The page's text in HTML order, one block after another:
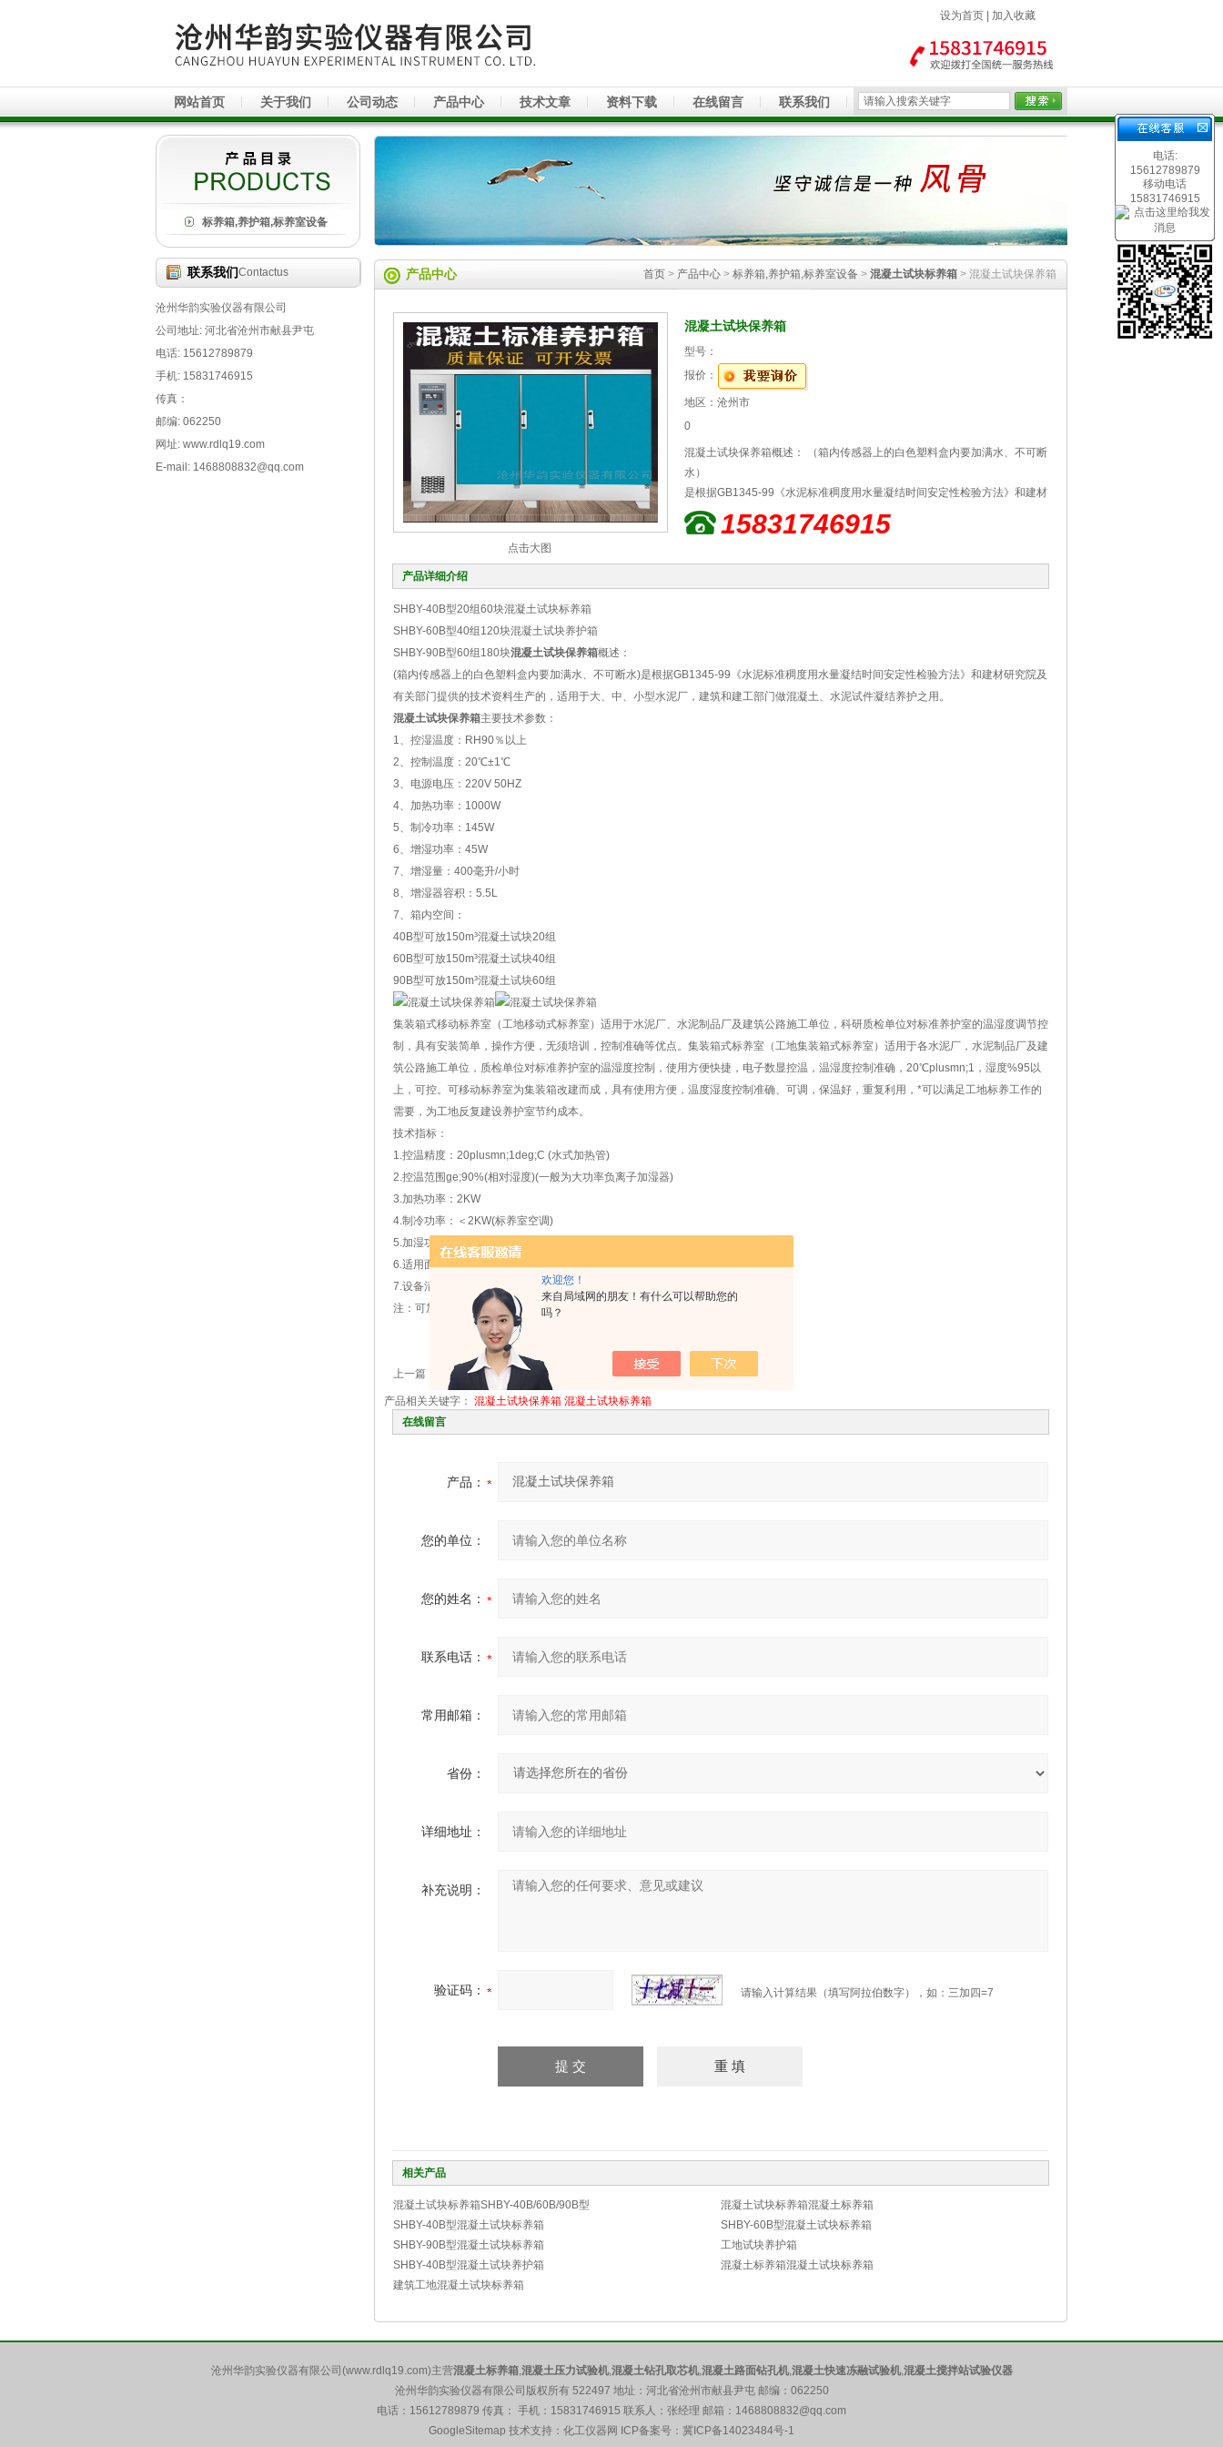
欢迎您！
来自局域网的朋友！有什么可以帮助您的
吗？
设为首页| 加入收藏
网站首页 关于我们 公司动态 产品中心 技术文章 资料下载 在线留言 联系我们
标养箱,养护箱,标养室设备
联系我们Contactus
沧州华韵实验仪器有限公司
公司地址: 河北省沧州市献县尹屯
电话: 15612789879
手机: 15831746915
传真：
邮编: 062250
网址: www.rdlq19.com
E-mail: 1468808832@qq.com
产品中心 首页 > 产品中心 > 标养箱,养护箱,标养室设备 > 混凝土试块标养箱 > 混凝土试块保养箱
点击大图
混凝土试块保养箱
型号：
报价：
地区：沧州市
0
混凝土试块保养箱概述： （箱内传感器上的白色塑料盒内要加满水、不可断
水）
是根据GB1345-99《水泥标准稠度用水量凝结时间安定性检验方法》和建材
研究院及有关部门提供的技术资料制造的，适用于大、中、小型水泥厂，建
筑和建工部门做混凝土、水泥试件凝结养护之用。
15831746915
产品详细介绍
SHBY-40B型20组60块混凝土试块标养箱
SHBY-60B型40组120块混凝土试块养护箱
SHBY-90B型60组180块混凝土试块保养箱概述：
(箱内传感器上的白色塑料盒内要加满水、不可断水)是根据GB1345-99《水泥标准稠度用水量凝结时间安定性检验方法》和建材研究院及
有关部门提供的技术资料生产的，适用于大、中、小型水泥厂，建筑和建工部门做混凝土、水泥试件凝结养护之用。
混凝土试块保养箱主要技术参数：
1、控湿温度：RH90％以上
2、控制温度：20℃±1℃
3、电源电压：220V 50HZ
4、加热功率：1000W
5、制冷功率：145W
6、增湿功率：45W
7、增湿量：400毫升/小时
8、增湿器容积：5.5L
7、箱内空间：
40B型可放150m³混凝土试块20组
60B型可放150m³混凝土试块40组
90B型可放150m³混凝土试块60组
集装箱式移动标养室（工地移动式标养室）适用于水泥厂、水泥制品厂及建筑公路施工单位，科研质检单位对标准养护室的温湿度调节控
制，具有安装简单，操作方便，无须培训，控制准确等优点。集装箱式标养室（工地集装箱式标养室）适用于各水泥厂，水泥制品厂及建
筑公路施工单位，质检单位对标准养护室的温湿度控制，使用方便快捷，电子数显控温，温湿度控制准确，20℃plusmn;1，湿度%95以
上，可控。可移动标养室为集装箱改建而成，具有使用方便，温度湿度控制准确、可调，保温好，重复利用，*可以满足工地标养工作的
需要，为工地反复建设养护室节约成本。
技术指标：
1.控温精度：20plusmn;1deg;C (水式加热管)
2.控温范围ge;90%(相对湿度)(一般为大功率负离子加湿器)
3.加热功率：2KW
4.制冷功率：＜2KW(标养室空调)
5.加湿功率：60W 电源稳压：220Vplusmn;10%V 电源频率：50HZ
6.适用面积：6*2.4米标准集装箱
7.设备清单：温湿度控制器一台，传感器一套，加热水箱一台，负离子加湿器一套
注：可加工定做养护室试块架子
上一篇： 混凝土试块标养箱下一篇： CLD-3型静力触探机
产品相关关键字： 混凝土试块保养箱 混凝土试块标养箱
在线留言
产品：
您的单位：
您的姓名：
联系电话：
常用邮箱：
省份：
详细地址：
补充说明：
验证码： 请输入计算结果（填写阿拉伯数字），如：三加四=7
相关产品
混凝土试块标养箱SHBY-40B/60B/90B型
混凝土试块标养箱混凝土标养箱
SHBY-40B型混凝土试块标养箱
SHBY-60B型混凝土试块标养箱
SHBY-90B型混凝土试块标养箱
工地试块养护箱
SHBY-40B型混凝土试块养护箱
混凝土标养箱混凝土试块标养箱
建筑工地混凝土试块标养箱
沧州华韵实验仪器有限公司(www.rdlq19.com)主营混凝土标养箱,混凝土压力试验机,混凝土钻孔取芯机,混凝土路面钻孔机,混凝土快速冻融试验机,混凝土搅拌站试验仪器
沧州华韵实验仪器有限公司版权所有 522497 地址：河北省沧州市献县尹屯 邮编：062250
电话：15612789879 传真： 手机：15831746915 联系人：张经理 邮箱： 1468808832@qq.com
GoogleSitemap 技术支持：化工仪器网 ICP备案号： 冀ICP备14023484号-1
电话:
15612789879
移动电话
15831746915